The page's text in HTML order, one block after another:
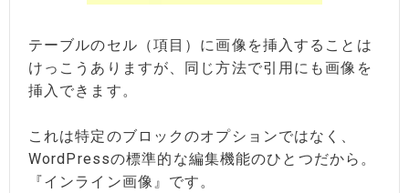
テーブルのセル（項目）に画像を挿入することは
けっこうありますが、同じ方法で引用にも画像を
挿入できます。
これは特定のブロックのオプションではなく、
WordPressの標準的な編集機能のひとつだから。
『インライン画像』です。